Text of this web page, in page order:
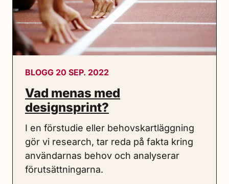
BLOGG 20 SEP. 2022
Vad menas med
designsprint?
I en förstudie eller behovskartläggning
gör vi research, tar reda på fakta kring
användarnas behov och analyserar
förutsättningarna.